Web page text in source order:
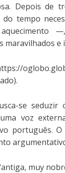
Depois de
tempo
maravilhados e
se
voz
português. O
muy